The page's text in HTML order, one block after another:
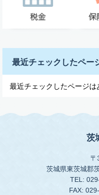
最近チェックしたペー
最近チェックしたページは
茨
〒
茨城県東茨城郡
TEL:
FAX: